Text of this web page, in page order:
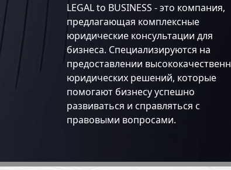
LEGAL to BUSINESS - это компания,
предлагающая комплексные
юридические консультации для
бизнеса. Специализируются на
предоставлении
юридических решений, которые
помогают бизнесу успешно
развиваться и справляться с
правовыми вопросами.